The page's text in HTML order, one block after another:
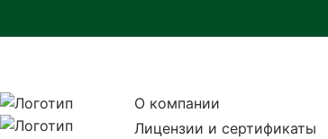
О компании
Лицензии и сертификаты